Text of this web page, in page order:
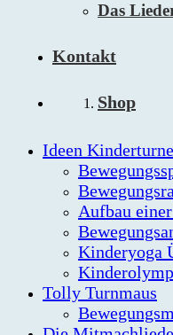
Das
Kontakt
Shop
Ideen
Aufbau
Kinderyoga
Tolly Turnmaus